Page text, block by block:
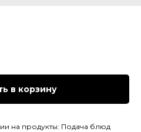
в корзину
на продукты: Подача блюд